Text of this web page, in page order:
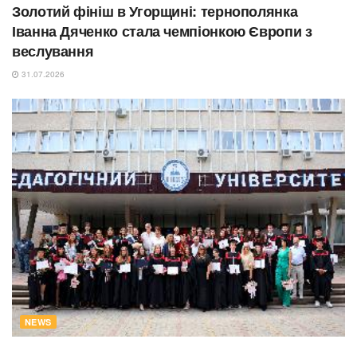
Золотий фініш в Угорщині: тернополянка
Іванна Дяченко стала чемпіонкою Європи з
веслування
31.07.2026
NEWS